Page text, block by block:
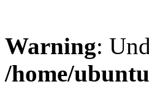
Warning:
/home/